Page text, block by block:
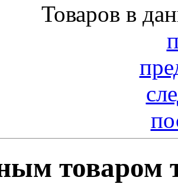
Товаров в
товаром